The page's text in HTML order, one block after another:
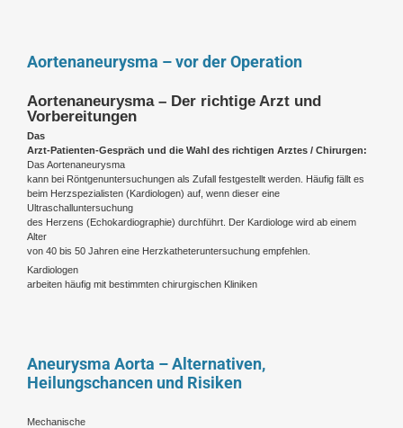
Aortenaneurysma – vor der Operation
Aortenaneurysma – Der richtige Arzt und
Vorbereitungen
Das
Arzt-Patienten-Gespräch und die Wahl des richtigen Arztes / Chirurgen:
Das Aortenaneurysma
kann bei Röntgenuntersuchungen als Zufall festgestellt werden. Häufig fällt es
beim Herzspezialisten (Kardiologen) auf, wenn dieser eine
Ultraschalluntersuchung
des Herzens (Echokardiographie) durchführt. Der Kardiologe wird ab einem
Alter
von 40 bis 50 Jahren eine Herzkatheteruntersuchung empfehlen.
Kardiologen
arbeiten häufig mit bestimmten chirurgischen Kliniken
Aneurysma Aorta – Alternativen,
Heilungschancen und Risiken
Mechanische